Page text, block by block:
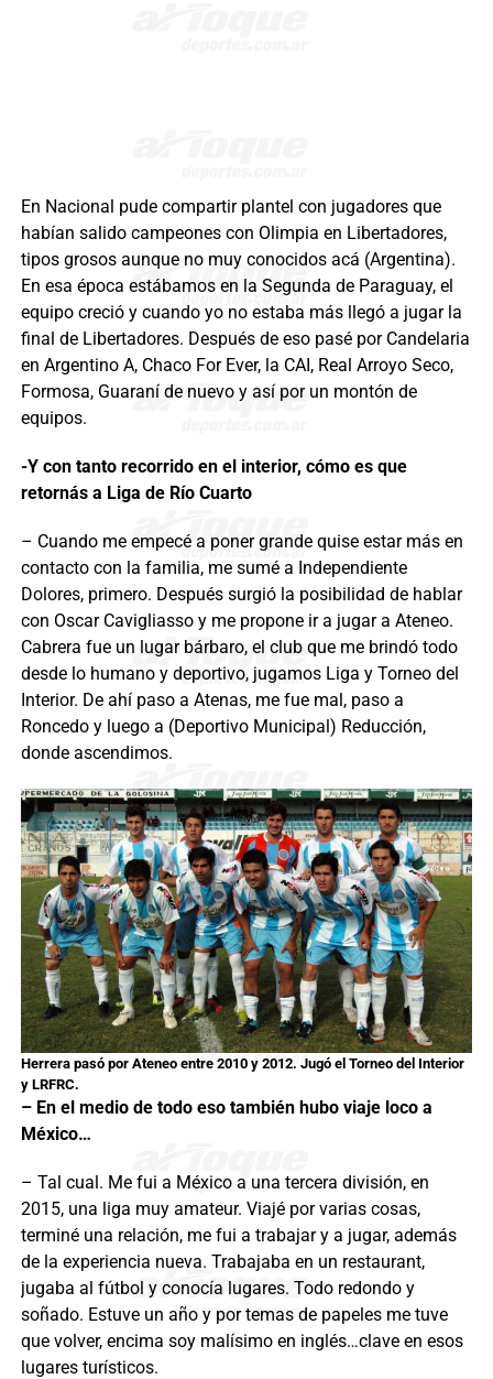
En Nacional pude compartir plantel con jugadores que
habían salido campeones con Olimpia en Libertadores,
tipos grosos aunque no muy conocidos acá (Argentina).
En esa época estábamos en la Segunda de Paraguay, el
equipo creció y cuando yo no estaba más llegó a jugar la
final de Libertadores. Después de eso pasé por Candelaria
en Argentino A, Chaco For Ever, la CAI, Real Arroyo Seco,
Formosa, Guaraní de nuevo y así por un montón de
equipos.
-Y con tanto recorrido en el interior, cómo es que
retornás a Liga de Río Cuarto
– Cuando me empecé a poner grande quise estar más en
contacto con la familia, me sumé a Independiente
Dolores, primero. Después surgió la posibilidad de hablar
con Oscar Cavigliasso y me propone ir a jugar a Ateneo.
Cabrera fue un lugar bárbaro, el club que me brindó todo
desde lo humano y deportivo, jugamos Liga y Torneo del
Interior. De ahí paso a Atenas, me fue mal, paso a
Roncedo y luego a (Deportivo Municipal) Reducción,
donde ascendimos.
Herrera pasó por Ateneo entre 2010 y 2012. Jugó el Torneo del Interior
y LRFRC.
– En el medio de todo eso también hubo viaje loco a
México…
– Tal cual. Me fui a México a una tercera división, en
2015, una liga muy amateur. Viajé por varias cosas,
terminé una relación, me fui a trabajar y a jugar, además
de la experiencia nueva. Trabajaba en un restaurant,
jugaba al fútbol y conocía lugares. Todo redondo y
soñado. Estuve un año y por temas de papeles me tuve
que volver, encima soy malísimo en inglés…clave en esos
lugares turísticos.